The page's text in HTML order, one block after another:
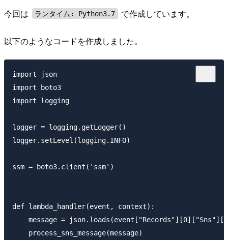
今回は ランタイム: Python3.7 で作成しています。
以下のようなコードを作成しました。
import json
import boto3
import logging
logger = logging.getLogger()
logger.setLevel(logging.INFO)
ssm = boto3.client('ssm')
def lambda_handler(event, context):
message =
    process_sns_message(message)